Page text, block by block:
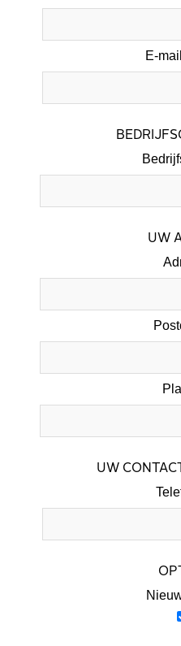
E-
UW
UW